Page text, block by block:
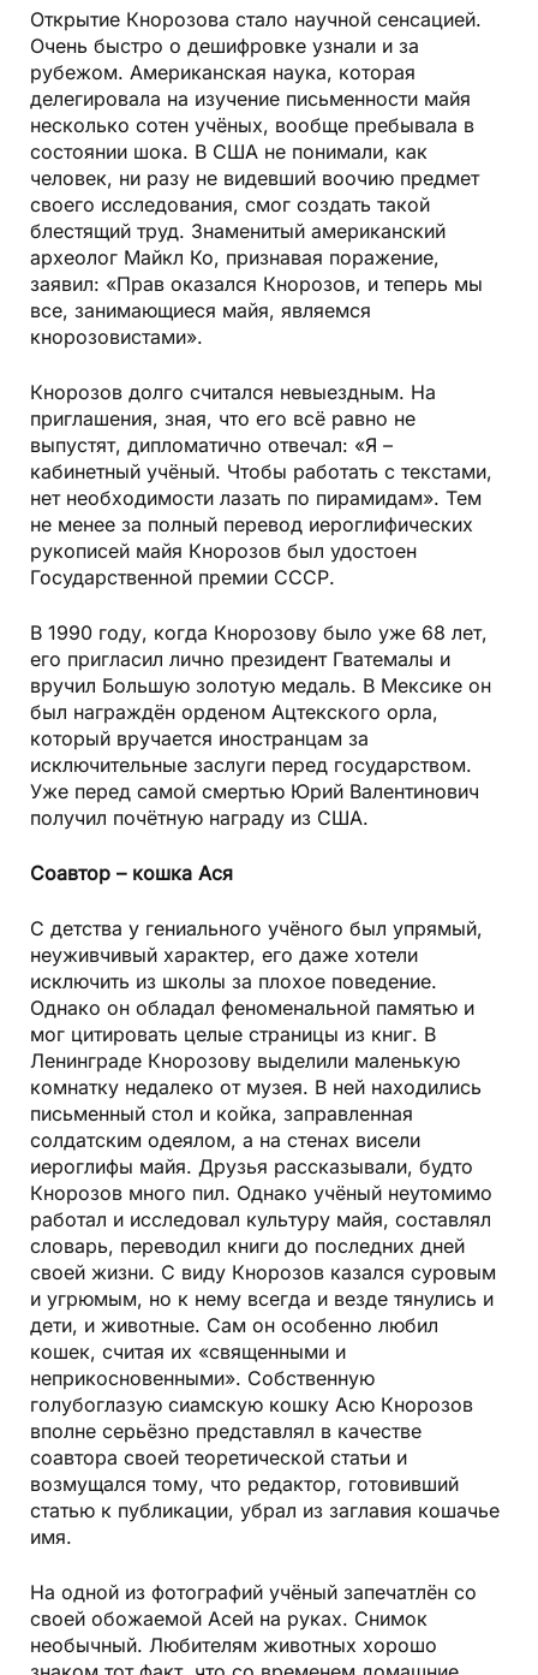
Открытие Кнорозова стало научной сенсацией.
Очень быстро о дешифровке узнали и за
рубежом. Американская наука, которая
делегировала на изучение письменности майя
несколько сотен учёных, вообще пребывала в
состоянии шока. В США не понимали, как
человек, ни разу не видевший воочию предмет
своего исследования, смог создать такой
блестящий труд. Знаменитый американский
археолог Майкл Ко, признавая поражение,
заявил: «Прав оказался Кнорозов, и теперь мы
все, занимающиеся майя, являемся
кнорозовистами».
Кнорозов долго считался невыездным. На
приглашения, зная, что его всё равно не
выпустят, дипломатично отвечал: «Я –
кабинетный учёный. Чтобы работать с текстами,
нет необходимости лазать по пирамидам». Тем
не менее за полный перевод иероглифических
рукописей майя Кнорозов был удостоен
Государственной премии СССР.
В 1990 году, когда Кнорозову было уже 68 лет,
его пригласил лично президент Гватемалы и
вручил Большую золотую медаль. В Мексике он
был награждён орденом Ацтекского орла,
который вручается иностранцам за
исключительные заслуги перед государством.
Уже перед самой смертью Юрий Валентинович
получил почётную награду из США.
Соавтор – кошка Ася
С детства у гениального учёного был упрямый,
неуживчивый характер, его даже хотели
исключить из школы за плохое поведение.
Однако он обладал феноменальной памятью и
мог цитировать целые страницы из книг. В
Ленинграде Кнорозову выделили маленькую
комнатку недалеко от музея. В ней находились
письменный стол и койка, заправленная
солдатским одеялом, а на стенах висели
иероглифы майя. Друзья рассказывали, будто
Кнорозов много пил. Однако учёный неутомимо
работал и исследовал культуру майя, составлял
словарь, переводил книги до последних дней
своей жизни. С виду Кнорозов казался суровым
и угрюмым, но к нему всегда и везде тянулись и
дети, и животные. Сам он особенно любил
кошек, считая их «священными и
неприкосновенными». Собственную
голубоглазую сиамскую кошку Асю Кнорозов
вполне серьёзно представлял в качестве
соавтора своей теоретической статьи и
возмущался тому, что редактор, готовивший
статью к публикации, убрал из заглавия кошачье
имя.
На одной из фотографий учёный запечатлён со
своей обожаемой Асей на руках. Снимок
необычный. Любителям животных хорошо